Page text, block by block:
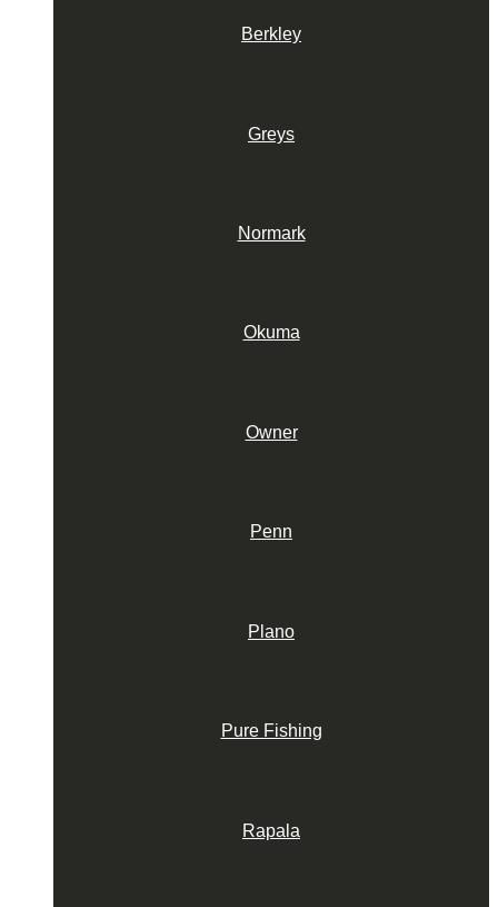
Berkley
Greys
Normark
Okuma
Owner
Penn
Plano
Pure Fishing
Rapala